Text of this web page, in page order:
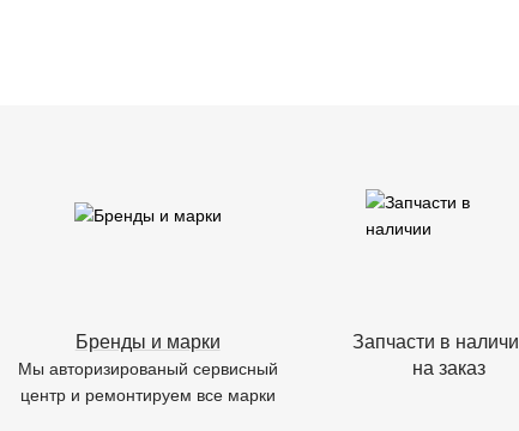
Бренды и марки
Мы авторизированый сервисный
центр и ремонтируем все марки
Запчасти в
на заказ